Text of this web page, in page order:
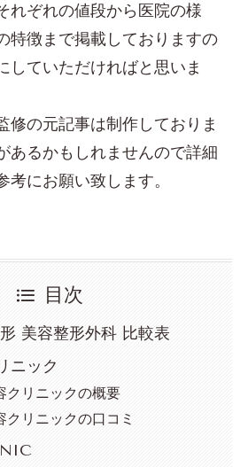
れぞれの値段から医院の様
特徴まで掲載しておりますの
していただければと思いま
の元記事は制作しておりま
あるかもしれませんので詳細
考にお願い致します。
目次
美容整形外科 比較表
ニック
クリニックの概要
クリニックの口コミ